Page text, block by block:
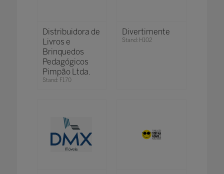
Distribuidora de
Livros e
Brinquedos
Pedagógicos
Pimpão Ltda.
Stand: F170
Divertimente
Stand: H102